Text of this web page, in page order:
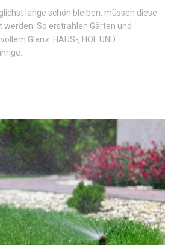
lange schön bleiben, müssen diese
So erstrahlen Gärten und
Glanz. HAUS-, HOF UND